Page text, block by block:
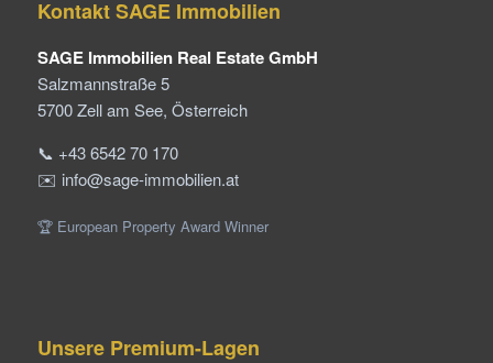
Kontakt SAGE Immobilien
SAGE Immobilien Real Estate GmbH
Salzmannstraße 5
5700 Zell am See, Österreich
📞 +43 6542 70 170
✉️ info@sage-immobilien.at
🏆 European Property Award Winner
Unsere Premium-Lagen